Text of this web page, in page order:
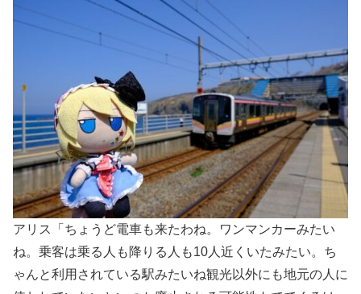
アリス「ちょうど電車も来たわね。ワンマンカーみたい
ね。乗客は乗る人も降りる人も10人近くいたみたい。ち
ゃんと利用されている駅みたいね観光以外にも地元の人に